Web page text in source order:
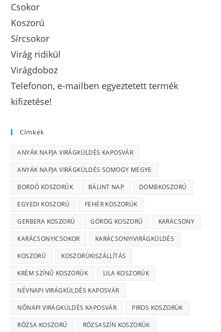
Csokor
Koszorú
Sírcsokor
Virág ridikül
Virágdoboz
Telefonon, e-mailben egyeztetett termék
kifizetése!
Címkék
ANYÁK NAPJA VIRÁGKÜLDÉS KAPOSVÁR
ANYÁK NAPJA VIRÁGKÜLDÉS SOMOGY MEGYE
BORDÓ KOSZORÚK BÁLINT NAP DOMBKOSZORÚ
EGYEDI KOSZORÚ FEHÉR KOSZORÚK
GERBERA KOSZORÚ GÖRÖG KOSZORÚ KARÁCSONY
KARÁCSONYICSOKOR KARÁCSONYIVIRÁGKÜLDÉS
KOSZORÚ KOSZORÚKISZÁLLÍTÁS
KRÉM SZÍNŰ KOSZORÚK LILA KOSZORÚK
NÉVNAPI VIRÁGKÜLDÉS KAPOSVÁR
NŐNAPI VIRÁGKÜLDÉS KAPOSVÁR PIROS KOSZORÚK
RÓZSA KOSZORÚ RÓZSASZÍN KOSZORÚK